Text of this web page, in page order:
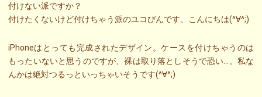
付けない派ですか？
付けたくないけど付けちゃう派のユコびんです、こんにちは(^∀^;)
iPhoneはとっても完成されたデザイン。ケースを付けちゃうのは
もったいないと思うのですが、裸は取り落としそうで恐い…。私な
んかは絶対つるっといっちゃいそうです(^∀^;)